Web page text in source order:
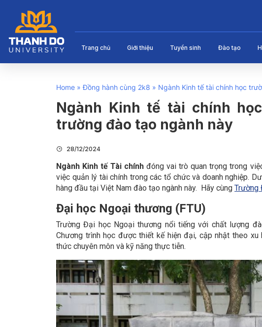
Trang chủ Giới thiệu Tuyển sinh Đào tạo
Home »Đồng hành cùng 2k8 » Ngành Kinh tế tài chính học
Ngành Kinh tế tài chính
trường đào tạo ngành này
28/12/2024
Ngành Kinh tế Tài chính đóng vai trò quan trọng trong
việc quản lý tài chính trong các tổ chức và doanh nghiệp.
hàng đầu tại Việt Nam đào tạo ngành này.
Hãy cùng Trường
Đại học Ngoại thương (FTU)
Trường Đại học Ngoại thương nổi tiếng với chất lượng
Chương trình học được thiết kế hiện đại, cập nhật theo
thức chuyên môn và kỹ năng thực tiễn.